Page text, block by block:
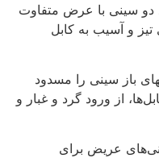
دو سینی با عرض متفاوت
تیز و آسیب به کابل
باز سینی را مسدود
از ورود گرد و غبار و
عریض برای